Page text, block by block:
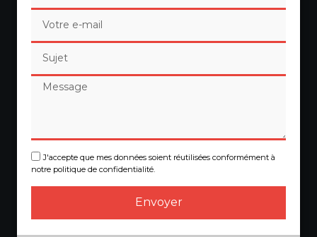
J'accepte que mes données soient réutilisées conformément à
notre politique de confidentialité.
Envoyer